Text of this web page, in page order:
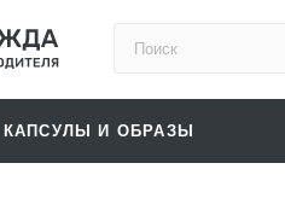
КАПСУЛЫ И ОБРАЗЫ